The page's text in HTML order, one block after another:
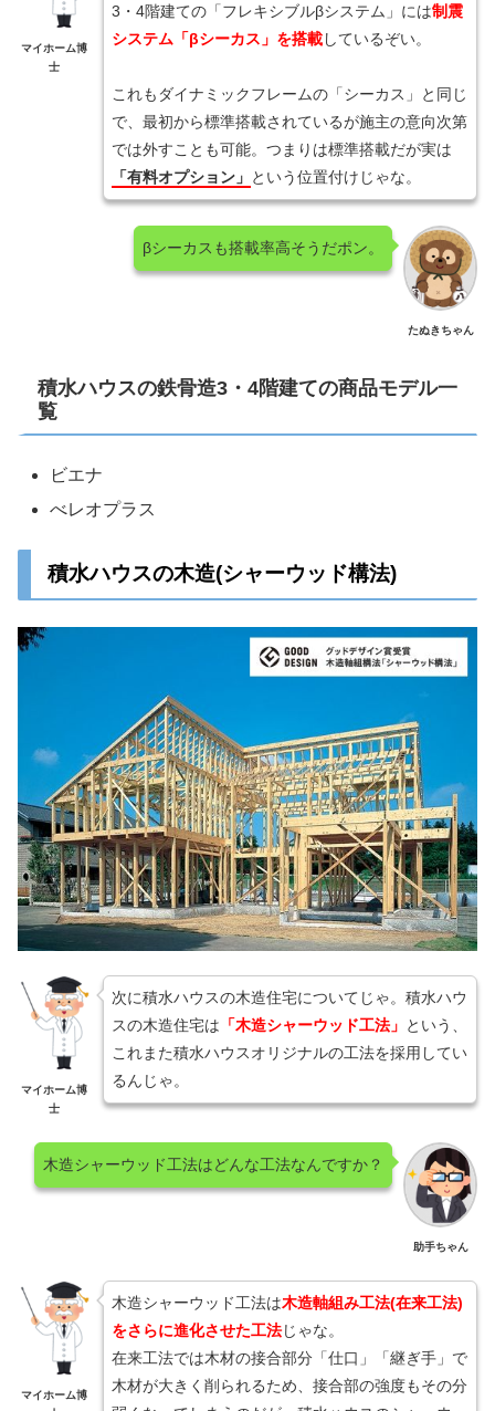
マイホーム博
士
3・4階建ての「フレキシブルβシステム」には制震
システム「βシーカス」を搭載しているぞい。
これもダイナミックフレームの「シーカス」と同じ
で、最初から標準搭載されているが施主の意向次第
では外すことも可能。つまりは標準搭載だが実は
「有料オプション」 という位置付けじゃな。
たぬきちゃん
βシーカスも搭載率高そうだポン。
積水ハウスの鉄骨造3・4階建ての商品モデル一
覧
ビエナ
べレオプラス
積水ハウスの木造(シャーウッド構法)
マイホーム博
士
次に積水ハウスの木造住宅についてじゃ。積水ハウ
スの木造住宅は 「木造シャーウッド工法」 という、
これまた積水ハウスオリジナルの工法を採用してい
るんじゃ。
助手ちゃん
木造シャーウッド工法はどんな工法なんですか？
マイホーム博
木造シャーウッド工法は木造軸組み工法(在来工法)
をさらに進化させた工法じゃな。
在来工法では木材の接合部分「仕口」「継ぎ手」で
木材が大きく削られるため、接合部の強度もその分